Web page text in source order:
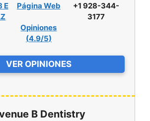
E
Página Web
Opiniones
(4.9/5)
+1 928-344-
3177
VER OPINIONES
B Dentistry